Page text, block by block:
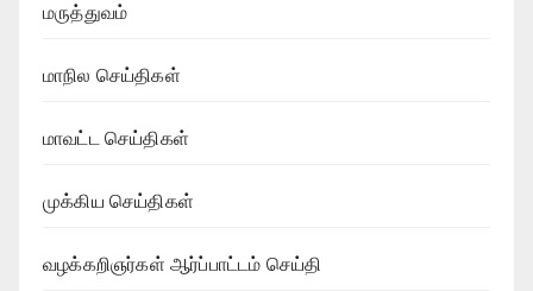
மருத்துவம்
மாநில செய்திகள்
மாவட்ட செய்திகள்
முக்கிய செய்திகள்
வழக்கறிஞர்கள் ஆர்ப்பாட்டம் செய்தி